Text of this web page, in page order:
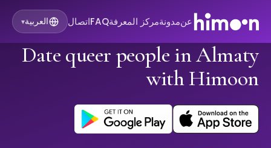
عنمدونةمركز المعرفةFAQاتصال العربية▾
Date queer people in Almaty
with Himoon